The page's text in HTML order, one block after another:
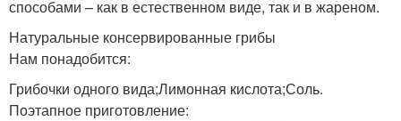
способами – как в естественном виде, так и в жареном.
Натуральные консервированные грибы
Нам понадобится:
Грибочки одного вида;Лимонная кислота;Соль.
Поэтапное приготовление: